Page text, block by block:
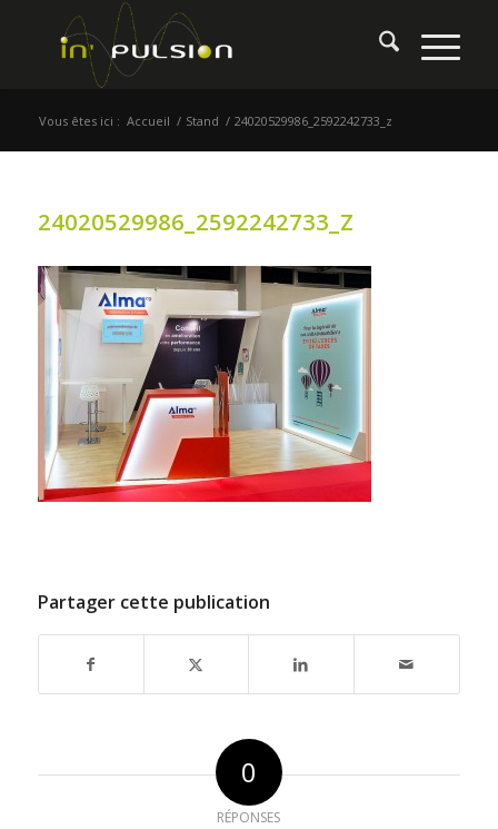
Vous êtes ici : Accueil / Stand / 24020529986_2592242733_z
24020529986_2592242733_Z
Partager cette publication
0
RÉPONSES